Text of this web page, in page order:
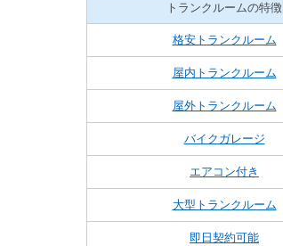
トランクルームの特徴
格安トランクルーム
屋内トランクルーム
屋外トランクルーム
バイクガレージ
エアコン付き
大型トランクルーム
即日契約可能